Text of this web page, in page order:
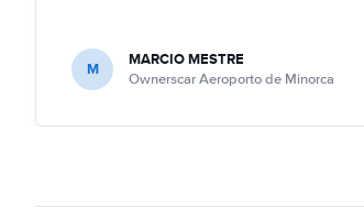
M MARCIO MESTRE
Ownerscar Aeroporto de Minorca